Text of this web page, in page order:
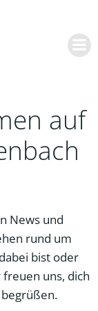
auf
News und
rund um
bist oder
uns, dich